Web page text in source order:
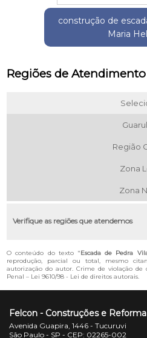
construção de
Maria
Regiões de Atendimento
Região
Zona
Zona
Verifique as regiões que atendemos
O conteúdo do texto "Escada de Pedra
reprodução, parcial ou total, mesmo
autorização do autor. Crime de violação
Penal – Lei 9610/98 - Lei de direitos autorais.
Felcon - Construções e Reforma
Avenida Guapira, 1446 - Tucuruvi
São Paulo - SP - CEP: 02265-002